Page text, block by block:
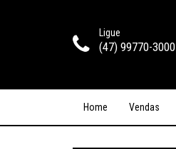
Ligue
(47) 99770-3000
Home Vendas